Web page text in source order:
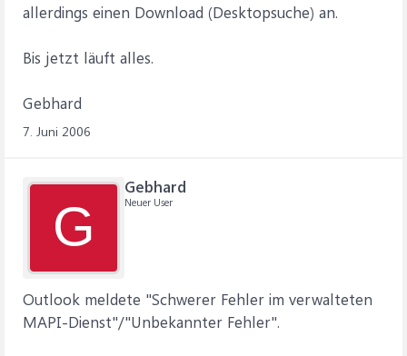
allerdings einen Download (Desktopsuche) an.
Bis jetzt läuft alles.
Gebhard
7. Juni 2006
G
Gebhard
Neuer User
Outlook meldete "Schwerer Fehler im verwalteten
MAPI-Dienst"/"Unbekannter Fehler".